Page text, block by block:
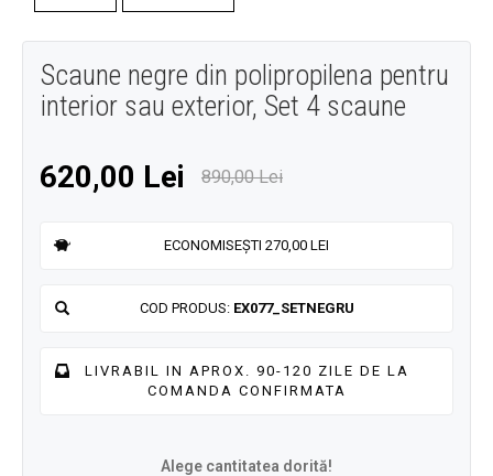
Scaune negre din polipropilena pentru
interior sau exterior, Set 4 scaune
620,00 Lei 890,00 Lei
ECONOMISEȘTI 270,00 LEI
COD PRODUS: EX077_SETNEGRU
LIVRABIL IN APROX. 90-120 ZILE DE LA
COMANDA CONFIRMATA
Alege cantitatea dorită!